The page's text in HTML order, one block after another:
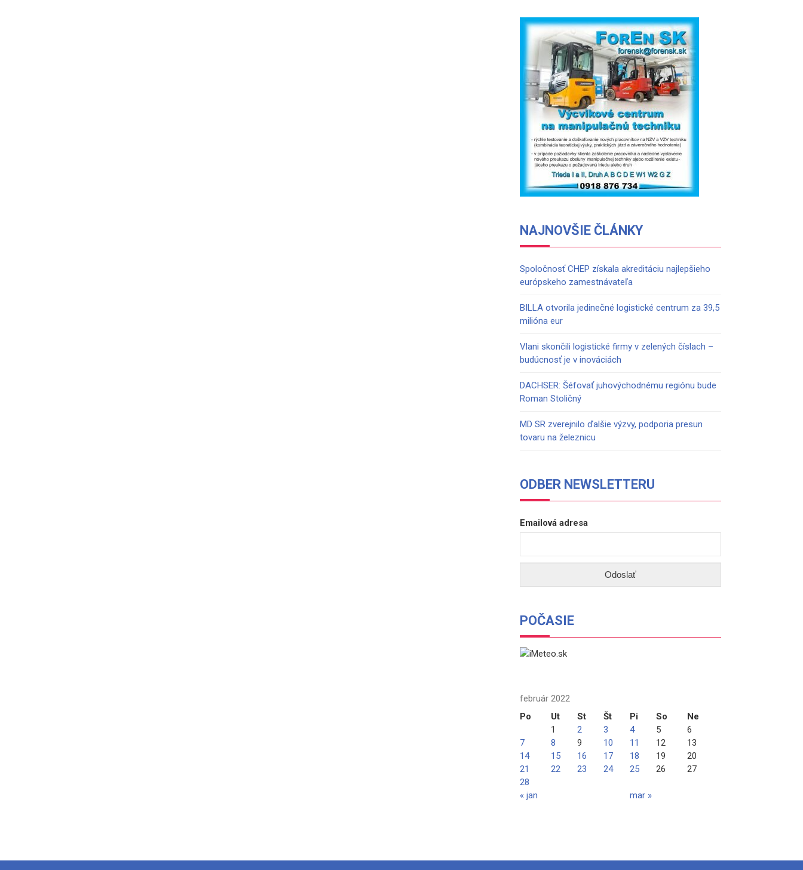
NAJNOVŠIE ČLÁNKY
Spoločnosť CHEP získala akreditáciu najlepšieho
európskeho zamestnávateľa
BILLA otvorila jedinečné logistické centrum za 39,5
milióna eur
Vlani skončili logistické firmy v zelených číslach –
budúcnosť je v inováciách
DACHSER: Šéfovať juhovýchodnému regiónu bude
Roman Stoličný
MD SR zverejnilo ďalšie výzvy, podporia presun
tovaru na železnicu
ODBER NEWSLETTERU
Emailová adresa
POČASIE
február 2022
Po
Ut St Št Pi So Ne
« jan mar »
1 2 3 4 5
6
7
8 9 10 11 12
13
14
15 16 17 18 19
20
21
22 23 24 25 26
27
28